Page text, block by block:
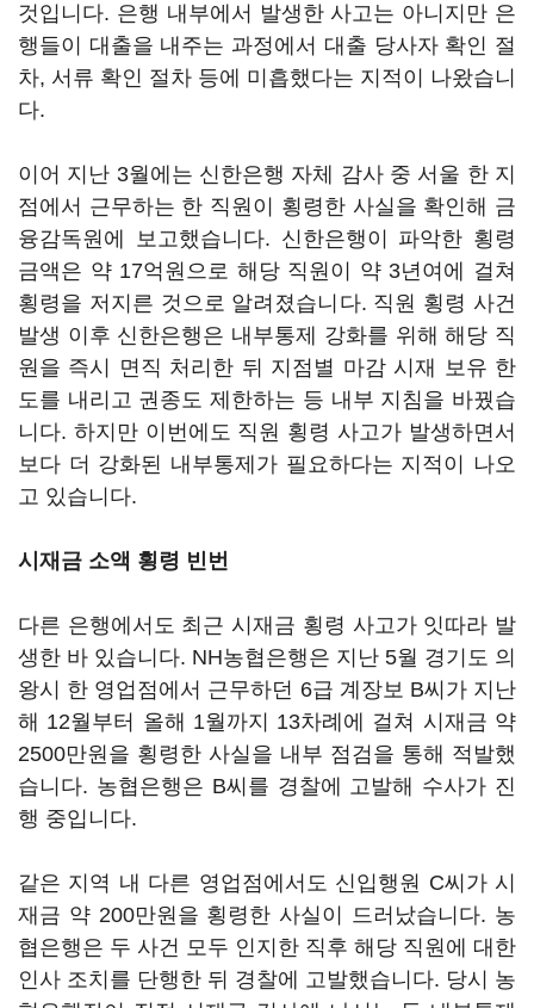
것입니다. 은행 내부에서 발생한 사고는 아니지만 은
행들이 대출을 내주는 과정에서 대출 당사자 확인 절
차, 서류 확인 절차 등에 미흡했다는 지적이 나왔습니
다.
이어 지난 3월에는 신한은행 자체 감사 중 서울 한 지
점에서 근무하는 한 직원이 횡령한 사실을 확인해 금
융감독원에 보고했습니다. 신한은행이 파악한 횡령
금액은 약 17억원으로 해당 직원이 약 3년여에 걸쳐
횡령을 저지른 것으로 알려졌습니다. 직원 횡령 사건
발생 이후 신한은행은 내부통제 강화를 위해 해당 직
원을 즉시 면직 처리한 뒤 지점별 마감 시재 보유 한
도를 내리고 권종도 제한하는 등 내부 지침을 바꿨습
니다. 하지만 이번에도 직원 횡령 사고가 발생하면서
보다 더 강화된 내부통제가 필요하다는 지적이 나오
고 있습니다.
시재금 소액 횡령 빈번
다른 은행에서도 최근 시재금 횡령 사고가 잇따라 발
생한 바 있습니다. NH농협은행은 지난 5월 경기도 의
왕시 한 영업점에서 근무하던 6급 계장보 B씨가 지난
해 12월부터 올해 1월까지 13차례에 걸쳐 시재금 약
2500만원을 횡령한 사실을 내부 점검을 통해 적발했
습니다. 농협은행은 B씨를 경찰에 고발해 수사가 진
행 중입니다.
같은 지역 내 다른 영업점에서도 신입행원 C씨가 시
재금 약 200만원을 횡령한 사실이 드러났습니다. 농
협은행은 두 사건 모두 인지한 직후 해당 직원에 대한
인사 조치를 단행한 뒤 경찰에 고발했습니다. 당시 농